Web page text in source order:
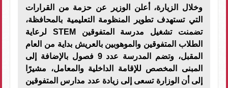
وخلال الزيارة، أعلن الوزير عن حزمة من القرارات
التي تستهدف تطوير المنظومة التعليمية بالمحافظة،
تضمنت تشغيل مدرسة المتفوقين STEM لرعاية
الطلاب المتفوقين والموهوبين بالعريش بداية من العام
المقبل، وتضم المدرسة عدد 9 فصول بالإضافة إلى
المبنى المخصص للإقامة الداخلية والمعامل، مشيرًا
إلى أن الوزارة تسعى إلى زيادة عدد مدارس المتفوقين